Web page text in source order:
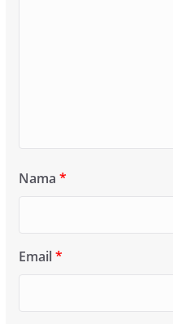
Nama *
Email*